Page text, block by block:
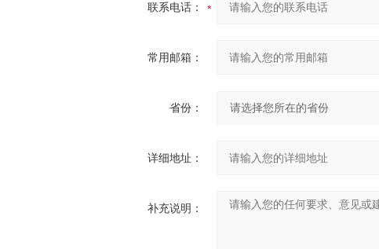
联系电话：
常用邮箱：
省份：
详细地址：
补充说明：